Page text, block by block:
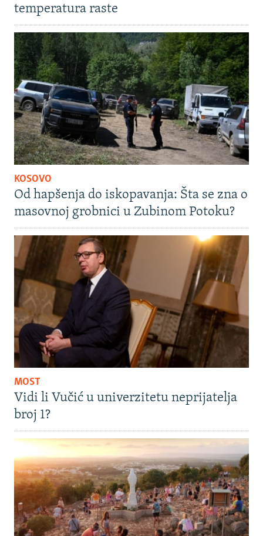
temperatura raste
KOSOVO
Od hapšenja do iskopavanja: Šta se zna o
masovnoj grobnici u Zubinom Potoku?
MOST
Vidi li Vučić u univerzitetu neprijatelja
broj 1?